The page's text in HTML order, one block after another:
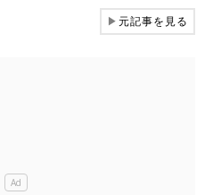
▶元記事を見る